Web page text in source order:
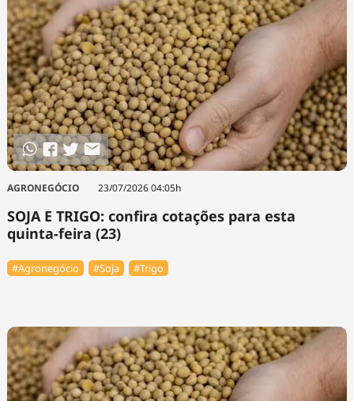
AGRONEGÓCIO 23/07/2026 04:05h
SOJA E TRIGO: confira cotações para esta
quinta-feira (23)
#Agronegócio #Soja #Trigo